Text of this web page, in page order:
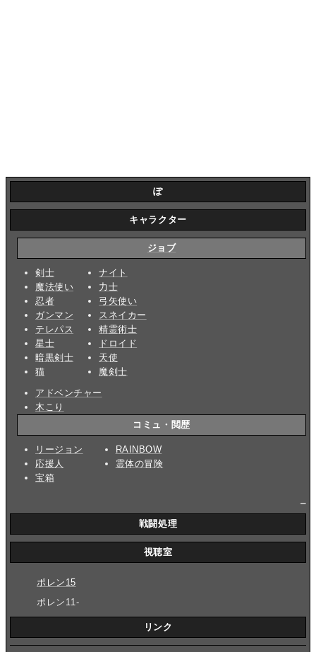
ぽ
キャラクター
ジョブ
剣士
魔法使い
忍者
ガンマン
テレパス
星士
暗黒剣士
猫
ナイト
力士
弓矢使い
スネイカー
精霊術士
ドロイド
天使
魔剣士
アドベンチャー
木こり
コミュ・閲歴
リージョン
応援人
宝箱
RAINBOW
霊体の冒険
戦闘処理
視聴室
ポレン15
ポレン11-
リンク